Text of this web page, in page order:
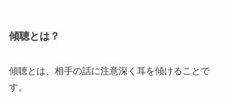
傾聴とは？
傾聴とは、相手の話に注意深く耳を傾けることで
す。